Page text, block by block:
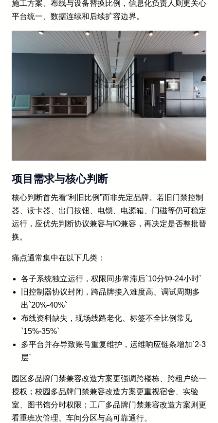
施工方案、布线与设备替换比例，信息化负责人则更关心
平台统一、数据连续和后续扩容边界。
项目需求与核心判断
核心判断首先看“利旧比例”而非先定品牌。若旧门禁控制
器、读卡器、出门按钮、电锁、电源箱、门磁等仍可稳定
运行，应优先判断协议兼容与IO兼容，再决定是否整批替
换。
痛点通常集中在以下几类：
各子系统独立运行，权限同步常滞后`10分钟-24小时`
旧控制器协议封闭，跨品牌接入难度高、调试周期多
出`20%-40%`
布线资料缺失，现场线路老化、标签不全比例常见
`15%-35%`
多平台并存导致账号重复维护，运维响应链条增加`2-3
层`
园区多品牌门禁兼容改造方案更强调跨楼栋、跨租户统一
授权；校园多品牌门禁兼容改造方案更重视宿舍、实验
室、图书馆分时权限；工厂多品牌门禁兼容改造方案则更
看重班次管理、车间分区与高可靠通行。